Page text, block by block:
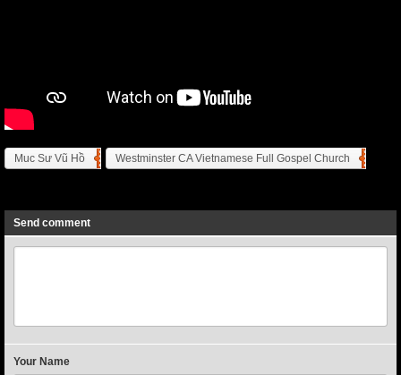
Muc Sư Vũ Hồ Westminster CA Vietnamese Full Gospel Church
Send comment
Your Name